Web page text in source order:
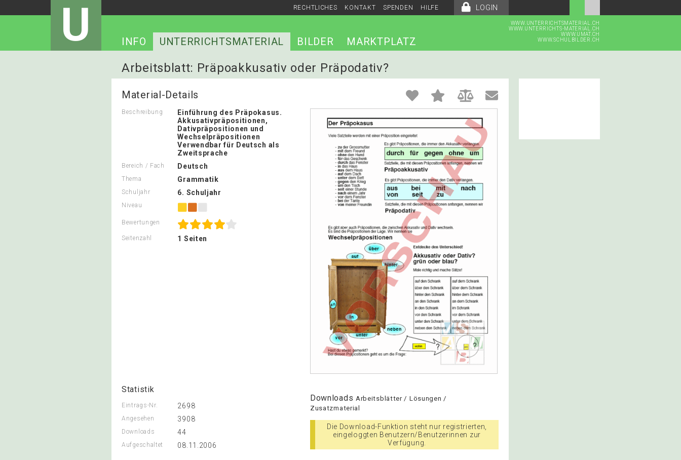
LOGIN
RECHTLICHES KONTAKT SPENDEN HILFE
U
WWW.UNTERRICHTSMATERIAL.CH
WWW.UNTERRICHTS-MATERIAL.CH
WWW.UMAT.CH
WWW.SCHULBILDER.CH
INFO UNTERRICHTSMATERIAL BILDER MARKTPLATZ
Arbeitsblatt: Präpoakkusativ oder Präpodativ?
Material-Details
Beschreibung
Einführung des Präpokasus.
Akkusativpräpositionen,
Dativpräpositionen und
Wechselpräpositionen
Verwendbar für Deutsch als
Zweitsprache
Bereich / Fach Deutsch
Thema Grammatik
Schuljahr 6. Schuljahr
Niveau
Bewertungen
Seitenzahl 1 Seiten
Statistik
Eintrags-Nr. 2698
Angesehen 3908
Downloads 44
Aufgeschaltet 08.11.2006
Downloads Arbeitsblätter / Lösungen /
Zusatzmaterial
Die Download-Funktion steht nur registrierten,
eingeloggten Benutzern/Benutzerinnen zur
Verfügung.